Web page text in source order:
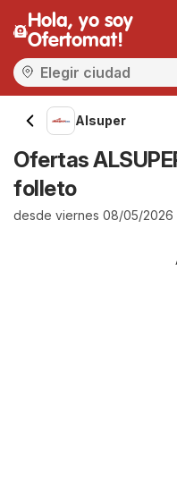
Hola, yo soy
Ofertomat!
Alsuper
Ofertas
folleto
desde viernes 08/05/2026